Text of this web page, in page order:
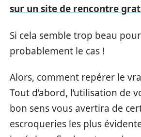
sur un site de rencontre
Si cela semble trop beau
probablement le cas !
Alors, comment repérer le
Tout d’abord, l’utilisation de
bon sens vous avertira de
escroqueries les plus